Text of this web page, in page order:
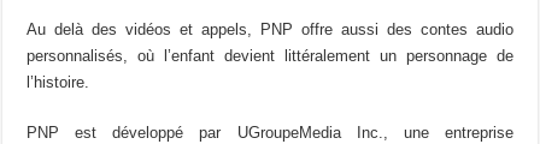
Au delà des vidéos et appels, PNP offre aussi des contes audio
personnalisés, où l’enfant devient littéralement un personnage de
l’histoire.
PNP est développé par UGroupeMedia Inc., une entreprise